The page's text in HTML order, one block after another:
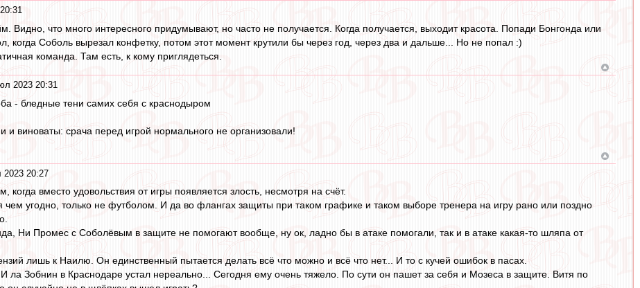
Видно, что много интересного придумывают, но часто не получается. Когда получается, выходит красота. Попади Бонгонда или
когда Соболь вырезал конфетку, потом этот момент крутили бы через год, через два и дальше... Но не попал :)
команда. Там есть, к кому приглядеться.
2023 20:31
- бледные тени самих себя с краснодыром
и виноваты: срача перед игрой нормального не организовали!
2023 20:27
когда вместо удовольствия от игры появляется злость, несмотря на счёт.
чем угодно, только не футболом. И да во флангах защиты при таком графике и таком выборе тренера на игру рано или поздно
Ни Промес с Соболёвым в защите не помогают вообще, ну ок, ладно бы в атаке помогали, так и в атаке какая-то шляпа от
лишь к Наилю. Он единственный пытается делать всё что можно и всё что нет... И то с кучей ошибок в пасах.
ла Зобнин в Краснодаре устал нереально... Сегодня ему очень тяжело. По сути он пашет за себя и Мозеса в защите. Витя по